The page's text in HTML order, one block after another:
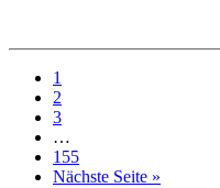
1
2
3
…
155
Nächste Seite »